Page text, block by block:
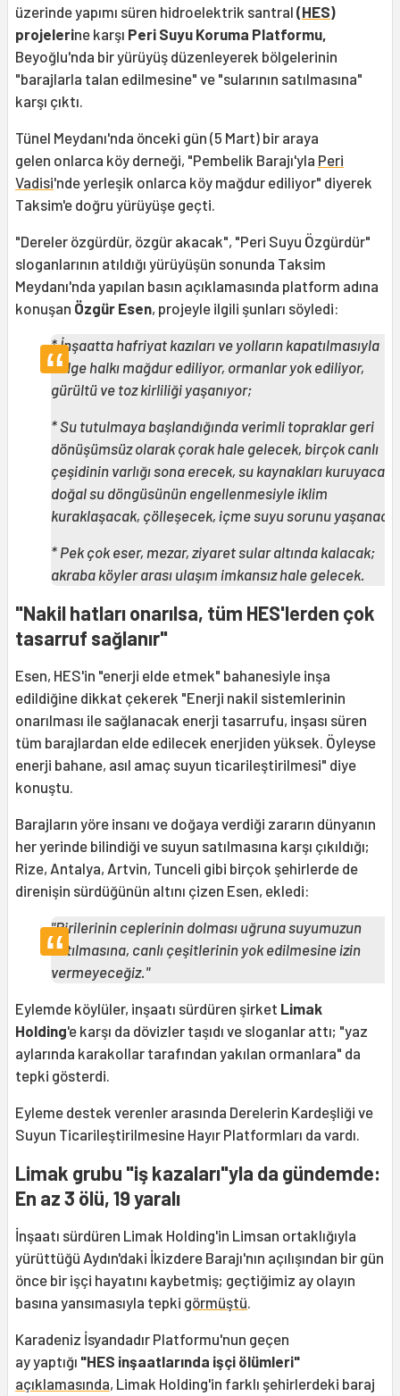
üzerinde yapımı süren hidroelektrik santral (HES)
projelerine karşı Peri Suyu Koruma Platformu,
Beyoğlu'nda bir yürüyüş düzenleyerek bölgelerinin
"barajlarla talan edilmesine" ve "sularının satılmasına"
karşı çıktı.
Tünel Meydanı'nda önceki gün (5 Mart) bir araya
gelen onlarca köy derneği, "Pembelik Barajı'yla Peri
Vadisi'nde yerleşik onlarca köy mağdur ediliyor" diyerek
Taksim'e doğru yürüyüşe geçti.
"Dereler özgürdür, özgür akacak", "Peri Suyu Özgürdür"
sloganlarının atıldığı yürüyüşün sonunda Taksim
Meydanı'nda yapılan basın açıklamasında platform adına
konuşan Özgür Esen, projeyle ilgili şunları söyledi:
* İnşaatta hafriyat kazıları ve yolların kapatılmasıyla
bölge halkı mağdur ediliyor, ormanlar yok ediliyor,
gürültü ve toz kirliliği yaşanıyor;
* Su tutulmaya başlandığında verimli topraklar geri
dönüşümsüz olarak çorak hale gelecek, birçok canlı
çeşidinin varlığı sona erecek, su kaynakları kuruyacak,
doğal su döngüsünün engellenmesiyle iklim
kuraklaşacak, çölleşecek, içme suyu sorunu
* Pek çok eser, mezar, ziyaret sular altında kalacak;
akraba köyler arası ulaşım imkansız hale gelecek.
"Nakil hatları onarılsa, tüm HES'lerden çok
tasarruf sağlanır"
Esen, HES'in "enerji elde etmek" bahanesiyle inşa
edildiğine dikkat çekerek "Enerji nakil sistemlerinin
onarılması ile sağlanacak enerji tasarrufu, inşası süren
tüm barajlardan elde edilecek enerjiden yüksek. Öyleyse
enerji bahane, asıl amaç suyun ticarileştirilmesi" diye
konuştu.
Barajların yöre insanı ve doğaya verdiği zararın dünyanın
her yerinde bilindiği ve suyun satılmasına karşı çıkıldığı;
Rize, Antalya, Artvin, Tunceli gibi birçok şehirlerde de
direnişin sürdüğünün altını çizen Esen, ekledi:
"Birilerinin ceplerinin dolması uğruna suyumuzun
satılmasına, canlı çeşitlerinin yok edilmesine izin
vermeyeceğiz."
Eylemde köylüler, inşaatı sürdüren şirket Limak
Holding'e karşı da dövizler taşıdı ve sloganlar attı; "yaz
aylarında karakollar tarafından yakılan ormanlara" da
tepki gösterdi.
Eyleme destek verenler arasında Derelerin Kardeşliği ve
Suyun Ticarileştirilmesine Hayır Platformları da vardı.
Limak grubu "iş kazaları"yla da gündemde:
En az 3 ölü, 19 yaralı
İnşaatı sürdüren Limak Holding'in Limsan ortaklığıyla
yürüttüğü Aydın'daki İkizdere Barajı'nın açılışından bir gün
önce bir işçi hayatını kaybetmiş; geçtiğimiz ay olayın
basına yansımasıyla tepki görmüştü.
Karadeniz İsyandadır Platformu'nun geçen
ay yaptığı "HES inşaatlarında işçi ölümleri"
açıklamasında, Limak Holding'in farklı şehirlerdeki baraj